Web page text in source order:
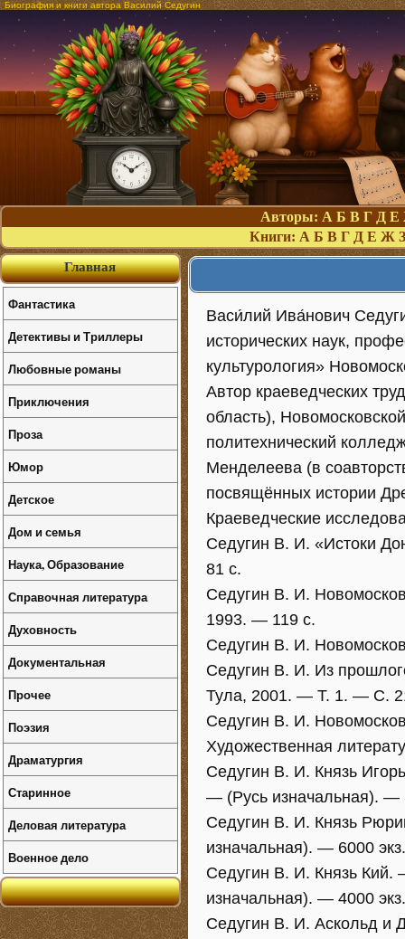
Биография и книги автора Василий Седугин
Авторы: А Б В Г Д Е
Книги: А Б В Г Д Е Ж З
Васи́лий Ива́нович
исторических наук,
культурология»
Автор краеведческих
область),
политехнический
Менделеева (в
посвящённых истории
Краеведческие
Седугин В. И. «Истоки
81 с.
Седугин В. И.
1993. — 119 с.
Седугин В. И.
Седугин В. И. Из
Тула, 2001. — Т. 1. — С.
Седугин В. И.
Художественная
Седугин В. И. Князь
— (Русь изначальная). —
Седугин В. И. Князь
изначальная). — 6000
Седугин В. И. Князь
изначальная). — 4000
Седугин В. И. Аскольд
Главная
Фантастика
Детективы и Триллеры
Любовные романы
Приключения
Проза
Юмор
Детское
Дом и семья
Наука, Образование
Справочная литература
Духовность
Документальная
Прочее
Поэзия
Драматургия
Старинное
Деловая литература
Военное дело